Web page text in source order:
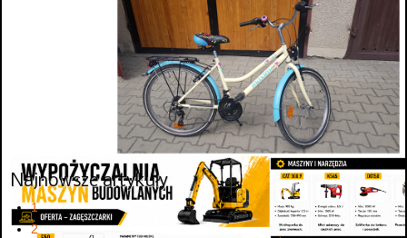
Najnowsze artykuły
1
2